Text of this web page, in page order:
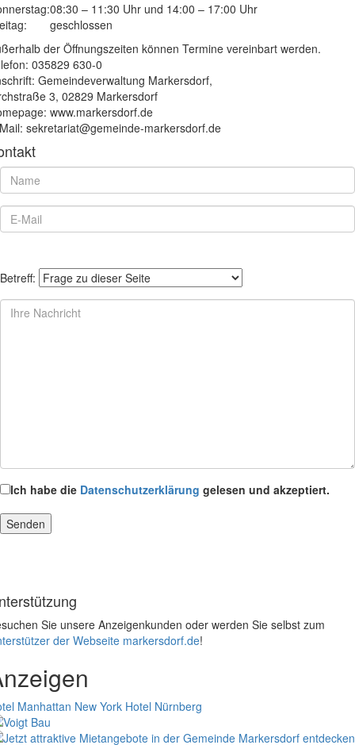
08:30 – 11:30 Uhr und 14:00 – 17:00 Uhr
geschlossen
der Öffnungszeiten können Termine vereinbart werden.
035829 630-0
Gemeindeverwaltung Markersdorf,
3, 02829 Markersdorf
www.markersdorf.de
sekretariat@gemeinde-markersdorf.de
Betreff:
Ich habe die Datenschutzerklärung gelesen und akzeptiert.
Sie unsere Anzeigenkunden oder werden Sie selbst zum
der Webseite markersdorf.de!
Manhattan New York Hotel Nürnberg